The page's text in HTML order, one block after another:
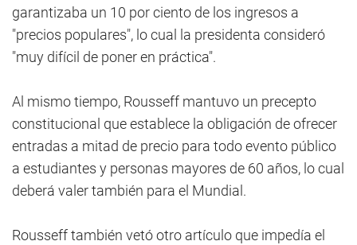
garantizaba un 10 por ciento de los ingresos a
"precios populares", lo cual la presidenta consideró
"muy difícil de poner en práctica".
Al mismo tiempo, Rousseff mantuvo un precepto
constitucional que establece la obligación de ofrecer
entradas a mitad de precio para todo evento público
a estudiantes y personas mayores de 60 años, lo cual
deberá valer también para el Mundial.
Rousseff también vetó otro artículo que impedía el